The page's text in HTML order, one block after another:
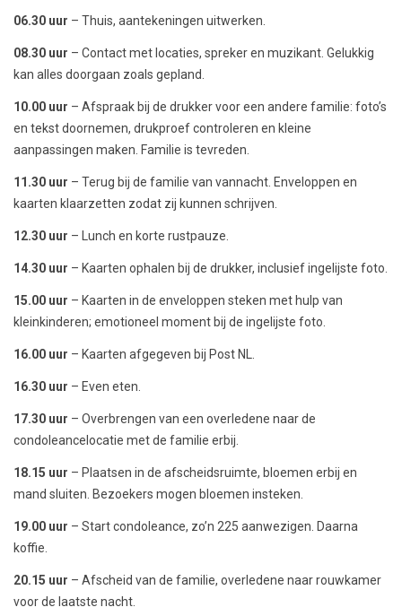
06.30 uur – Thuis, aantekeningen uitwerken.
08.30 uur – Contact met locaties, spreker en muzikant. Gelukkig
kan alles doorgaan zoals gepland.
10.00 uur – Afspraak bij de drukker voor een andere familie: foto’s
en tekst doornemen, drukproef controleren en kleine
aanpassingen maken. Familie is tevreden.
11.30 uur – Terug bij de familie van vannacht. Enveloppen en
kaarten klaarzetten zodat zij kunnen schrijven.
12.30 uur – Lunch en korte rustpauze.
14.30 uur – Kaarten ophalen bij de drukker, inclusief ingelijste foto.
15.00 uur – Kaarten in de enveloppen steken met hulp van
kleinkinderen; emotioneel moment bij de ingelijste foto.
16.00 uur – Kaarten afgegeven bij Post NL.
16.30 uur – Even eten.
17.30 uur – Overbrengen van een overledene naar de
condoleancelocatie met de familie erbij.
18.15 uur – Plaatsen in de afscheidsruimte, bloemen erbij en
mand sluiten. Bezoekers mogen bloemen insteken.
19.00 uur – Start condoleance, zo’n 225 aanwezigen. Daarna
koffie.
20.15 uur – Afscheid van de familie, overledene naar rouwkamer
voor de laatste nacht.